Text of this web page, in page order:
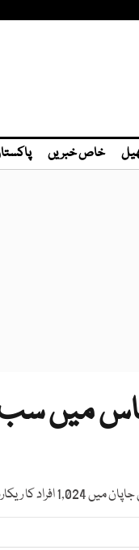
خاص خبریں
میں